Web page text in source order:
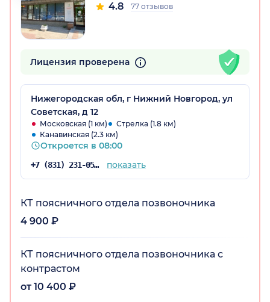
4.8 77 отзывов
Лицензия проверена
Нижегородская обл, г Нижний Новгород, ул
Советская, д 12
Московская (1 км)
Стрелка (1.8 км)
Канавинская (2.3 км)
Откроется в 08:00
+7 (831) 231-05-91 показать
КТ поясничного отдела позвоночника
4 900 ₽
КТ поясничного отдела позвоночника с
контрастом
от 10 400 ₽